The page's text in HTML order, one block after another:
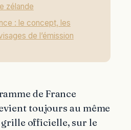
zélande
: le concept, les
de l’émission
de France
toujours au même
officielle, sur le